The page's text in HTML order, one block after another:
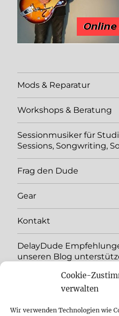
Cookie-
verwalten
Wir verwenden Technologien wie
Mods & Reparatur
Workshops & Beratung
Sessionmusiker für
Sessions, Songwriting,
Frag den Dude
Gear
Kontakt
DelayDude
unseren Blog
YouTube